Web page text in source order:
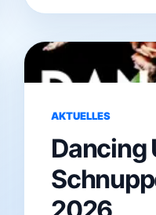
AKTUELLES
Dancing